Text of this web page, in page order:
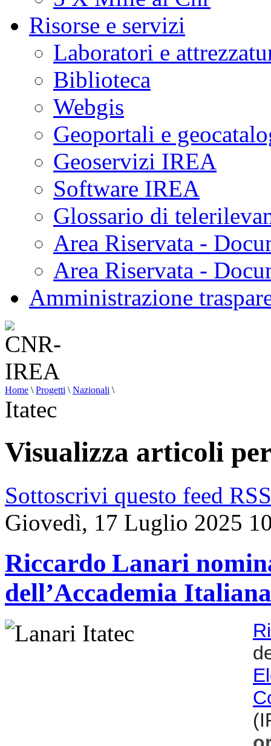
Risorse e servizi
Laboratori e
Biblioteca
Webgis
Geoportali e
Geoservizi IREA
Software IREA
Glossario di
Area Riservata -
Area Riservata -
Amministrazione
Home \ Progetti \ Nazionali \
Itatec
Visualizza articoli
Sottoscrivi questo feed RSS
Giovedì, 17 Luglio 2025
Riccardo Lanari
dell’Accademia